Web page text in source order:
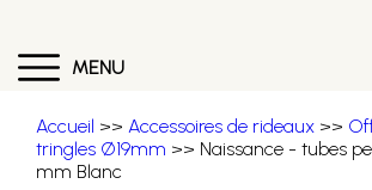
MENU
Accueil >> Accessoires de rideaux >>
tringles Ø19mm >> Naissance - tubes
mm Blanc